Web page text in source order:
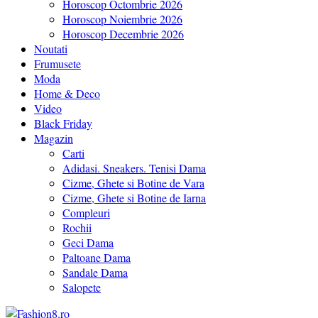
Horoscop Octombrie 2026
Horoscop Noiembrie 2026
Horoscop Decembrie 2026
Noutati
Frumusete
Moda
Home & Deco
Video
Black Friday
Magazin
Carti
Adidasi. Sneakers. Tenisi Dama
Cizme, Ghete si Botine de Vara
Cizme, Ghete si Botine de Iarna
Compleuri
Rochii
Geci Dama
Paltoane Dama
Sandale Dama
Salopete